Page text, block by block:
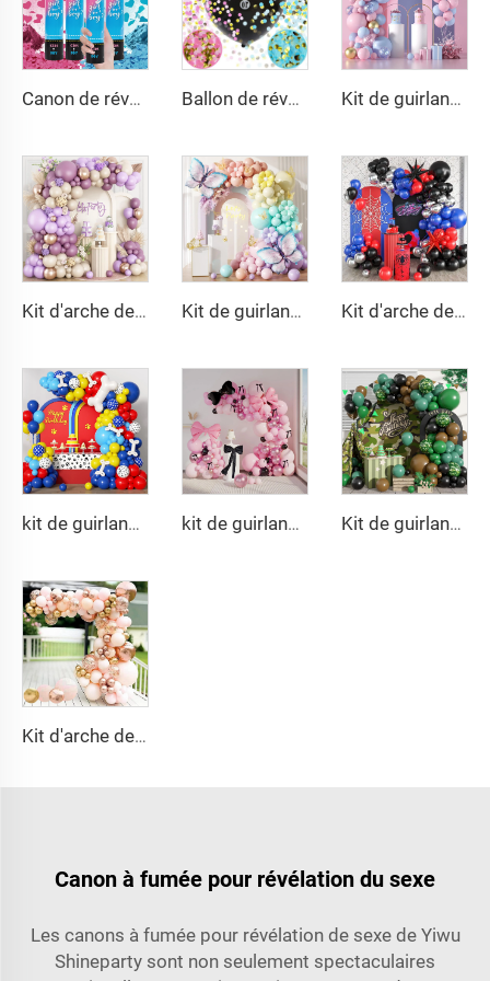
Canon de révélation du sexe, poppers en forme de cœur avec confettis, roses et bleus, poudre pour canon, tireur, lanceur pour fête de naissance, baptême Ballon de révélation du sexe avec gros ballons noirs remplis de confettis en forme de cœur rose et bleu, pour garçon ou fille Kit de guirlande de ballons rose et bleu, arc en ballons avec confettis rose, bleu et or, décorations de ballons en latex pour révélation du sexe du bébé, fête prénatale
Kit d'arche de ballons violet poussière, ballons métallisés violets champagne dorés pour décoration d'anniversaire, mariage, fête Kit de guirlande d'arche en ballons en latex violet pâle, vert, jaune, rose, orange pastel pour décorations de fête d'anniversaire Kit d'arche de ballons rouge, bleu, noir, kit d'arche de ballons Spiderman, ballons rouges, bleus et noirs, décorations de fête sur le thème de Spiderman
kit de guirlande de 152 pièces ballons avec empreintes de pattes et os de chien en aluminium pour baby shower kit de guirlande de 150 pièces ballons à ruban rose noir ruban cravate et ballons en mylar pour décorations d'anniversaire de filles Kit de guirlande et arche Joyeux Anniversaire ballons noir vert pour fête d'anniversaire fournisseurs de décoration pour fête d'enfants
Kit d'arche de ballons rose or, ballons métallisés macaron 4D en feuille pour décorations de remise des diplômes, baby shower, anniversaire, mariage
Canon à fumée pour révélation du sexe
Les canons à fumée pour révélation de sexe de Yiwu
Shineparty sont non seulement spectaculaires